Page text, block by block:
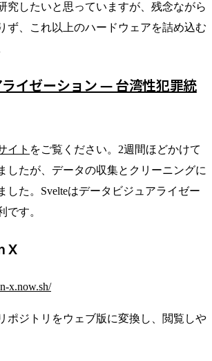
究したいと思っていますが、残念ながら
ず、これ以上のハードウェアを詰め込む
イゼーション — 台湾性犯罪統
イト をご覧ください。2週間ほどかけて
したが、データの収集とクリーニングに
した。Svelteはデータビジュアライゼー
です。
X
x.now.sh/
ポジトリをウェブ版に変換し、閲覧しや